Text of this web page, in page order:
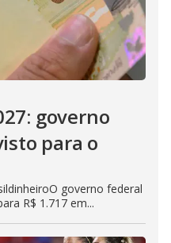
governo
para o
governo federal
R$ 1.717 em...